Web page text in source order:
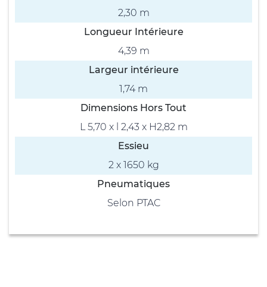
2,30 m
Longueur Intérieure
4,39 m
Largeur intérieure
1,74 m
Dimensions Hors Tout
L 5,70 x l 2,43 x H2,82 m
Essieu
2 x 1650 kg
Pneumatiques
Selon PTAC